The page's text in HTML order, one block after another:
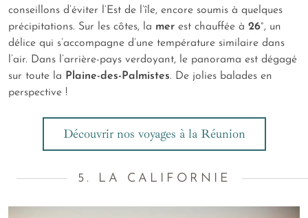
conseillons d’éviter l’Est de l’île, encore soumis à quelques
précipitations. Sur les côtes, la mer est chauffée à 26°, un
délice qui s’accompagne d’une température similaire dans
l’air. Dans l’arrière-pays verdoyant, le panorama est dégagé
sur toute la Plaine-des-Palmistes. De jolies balades en
perspective !
Découvrir nos voyages à la Réunion
5. LA CALIFORNIE